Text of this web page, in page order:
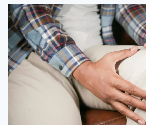
ZWISCHEN
HILFE,
HOFFNUNG
VERANTWORTUNG